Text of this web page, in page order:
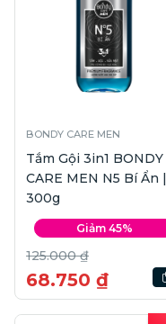
BONDY CARE MEN
Tắm Gội 3in1 BONDY
CARE MEN N5 Bí Ẩn |
300g
Giảm 45%
125.000 ₫
68.750 ₫